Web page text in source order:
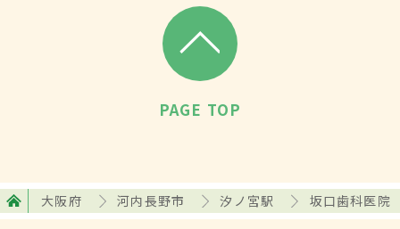
PAGE TOP
大阪府 河内長野市 汐ノ宮駅 坂口歯科医院